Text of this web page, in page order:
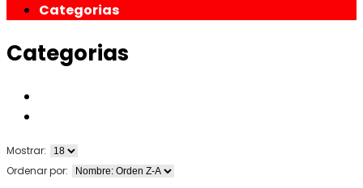
Categorias
Categorias
Mostrar:
Ordenar por: